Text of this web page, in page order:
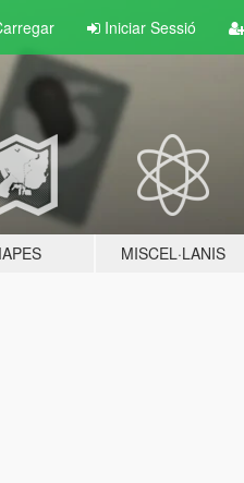
Iniciar Sessió
MISCEL·LANIS